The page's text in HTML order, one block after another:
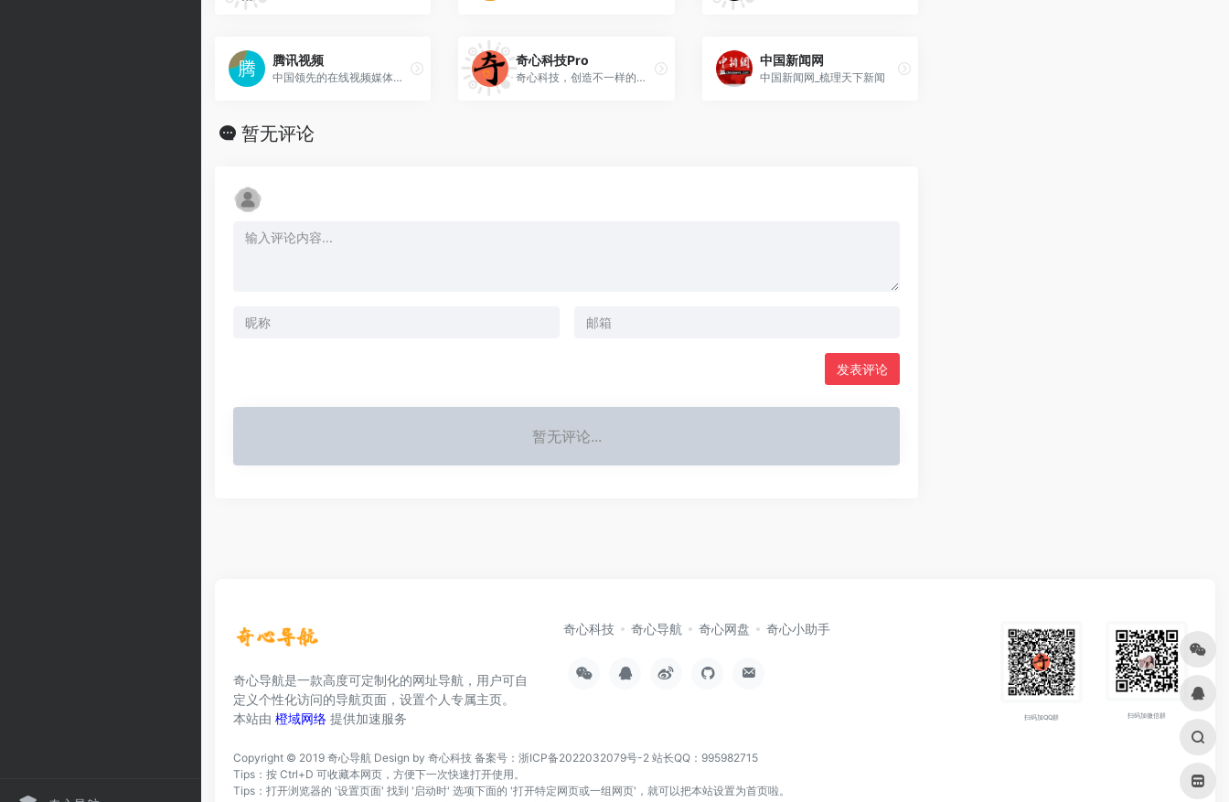
腾讯视频
中国领先的在线视频媒体平台,海量高清视频在线观看
奇心科技Pro
奇心科技，创造不一样的科技平台！
中国新闻网
中国新闻网_梳理天下新闻
暂无评论
发表评论
暂无评论...
奇心导航是一款高度可定制化的网址导航，用户可自
定义个性化访问的导航页面，设置个人专属主页。
本站由 橙域网络 提供加速服务
奇心科技 奇心导航 奇心网盘 奇心小助手
扫码加QQ群 扫码加微信群
Copyright © 2019 奇心导航 Design by 奇心科技 备案号：浙ICP备2022032079号-2 站长QQ：995982715
Tips：按 Ctrl+D 可收藏本网页，方便下一次快速打开使用。
Tips：打开浏览器的 '设置页面' 找到 '启动时' 选项下面的 '打开特定网页或一组网页'，就可以把本站设置为首页啦。